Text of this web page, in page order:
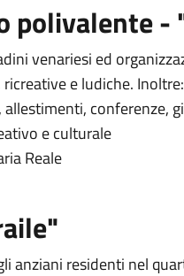
polivalente -
venariesi ed
e ludiche.
conferenze,
e culturale
Reale
anziani residenti nel